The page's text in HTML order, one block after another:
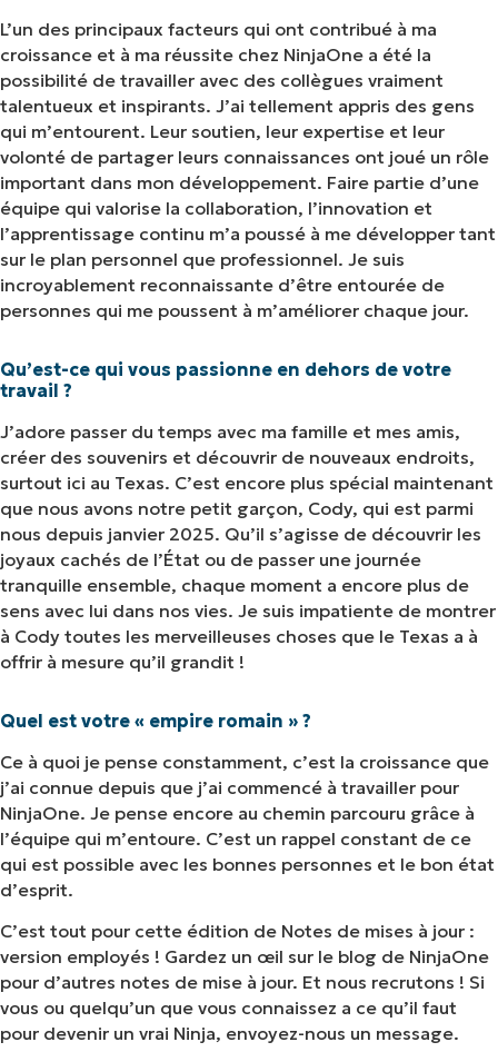
L’un des principaux facteurs qui ont contribué à ma
croissance et à ma réussite chez NinjaOne a été la
possibilité de travailler avec des collègues vraiment
talentueux et inspirants. J’ai tellement appris des gens
qui m’entourent. Leur soutien, leur expertise et leur
volonté de partager leurs connaissances ont joué un rôle
important dans mon développement. Faire partie d’une
équipe qui valorise la collaboration, l’innovation et
l’apprentissage continu m’a poussé à me développer tant
sur le plan personnel que professionnel. Je suis
incroyablement reconnaissante d’être entourée de
personnes qui me poussent à m’améliorer chaque jour.
Qu’est-ce qui vous passionne en dehors de votre
travail ?
J’adore passer du temps avec ma famille et mes amis,
créer des souvenirs et découvrir de nouveaux endroits,
surtout ici au Texas. C’est encore plus spécial maintenant
que nous avons notre petit garçon, Cody, qui est parmi
nous depuis janvier 2025. Qu’il s’agisse de découvrir les
joyaux cachés de l’État ou de passer une journée
tranquille ensemble, chaque moment a encore plus de
sens avec lui dans nos vies. Je suis impatiente de montrer
à Cody toutes les merveilleuses choses que le Texas a à
offrir à mesure qu’il grandit !
Quel est votre « empire romain » ?
Ce à quoi je pense constamment, c’est la croissance que
j’ai connue depuis que j’ai commencé à travailler pour
NinjaOne. Je pense encore au chemin parcouru grâce à
l’équipe qui m’entoure. C’est un rappel constant de ce
qui est possible avec les bonnes personnes et le bon état
d’esprit.
C’est tout pour cette édition de Notes de mises à jour :
version employés ! Gardez un œil sur le blog de NinjaOne
pour d’autres notes de mise à jour. Et nous recrutons ! Si
vous ou quelqu’un que vous connaissez a ce qu’il faut
pour devenir un vrai Ninja, envoyez-nous un message.